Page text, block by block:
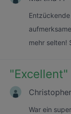
mehr selten!
"Excellent"
War ein